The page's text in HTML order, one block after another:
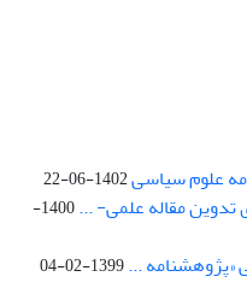
علوم سیاسی1402-06-22
تدوین مقاله علمی- ...
1400-
«پژوهشنامه ...1399-02-04